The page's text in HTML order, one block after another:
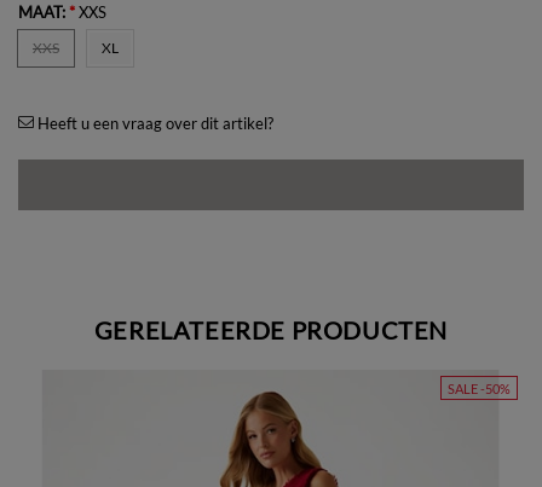
MAAT:*XXS
XXS XL
Heeft u een vraag over dit artikel?
GERELATEERDE PRODUCTEN
SALE -50%